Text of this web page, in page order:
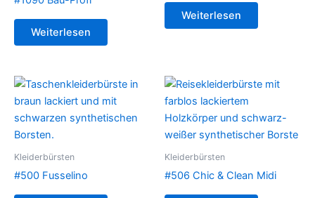
Weiterlesen
Weiterlesen
Kleiderbürsten
#500 Fusselino
Kleiderbürsten
#506 Chic & Clean Midi